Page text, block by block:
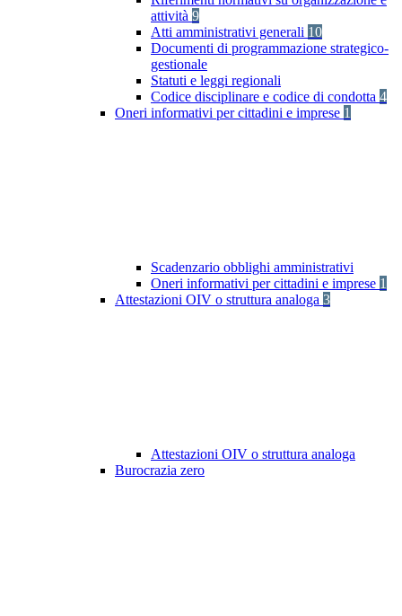
attività 9
Atti amministrativi generali 10
Documenti di programmazione strategico-
gestionale
Statuti e leggi regionali
Codice disciplinare e codice di condotta 4
Oneri informativi per cittadini e imprese 1
Scadenzario obblighi amministrativi
Oneri informativi per cittadini e imprese 1
Attestazioni OIV o struttura analoga 3
Attestazioni OIV o struttura analoga
Burocrazia zero